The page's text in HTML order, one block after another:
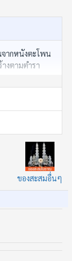
ากหนังตะโพน
งตามตำรา
สริมศิษย์ ทั้ง
ของสะสมอื่นๆ